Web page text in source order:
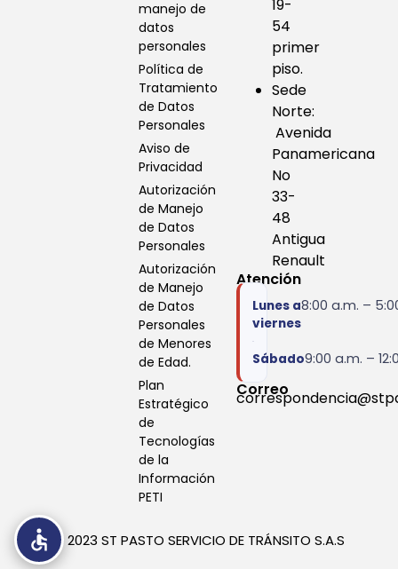
manejo de
datos
personales
Política de
Tratamiento
de Datos
Personales
Aviso de
Privacidad
Autorización
de Manejo
de Datos
Personales
Autorización
de Manejo
de Datos
Personales
de Menores
de Edad.
Plan
Estratégico
de
Tecnologías
de la
Información
PETI
19-
54
primer
piso.
Sede
Norte:
Avenida
Panamericana
No
33-
48
Antigua
Renault
Atención
Lunes a
viernes
8:00 a.m. –
Sábado9:00 a.m. –
Correo
© 2023 ST PASTO SERVICIO DE TRÁNSITO S.A.S